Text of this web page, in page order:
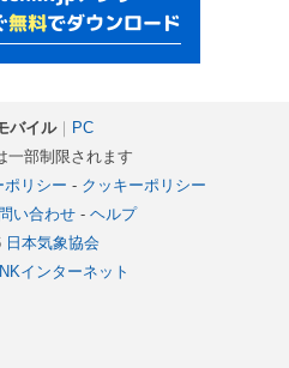
バイル｜ PC
一部制限されます
ポリシー - クッキーポリシー
い合わせ- ヘルプ
日本気象協会
インターネット